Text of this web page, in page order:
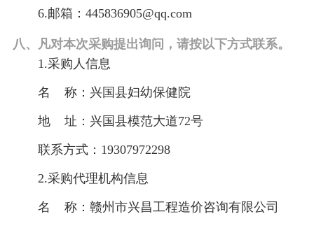
6.邮箱：445836905@qq.com
八、凡对本次采购提出询问，请按以下方式联系。
1.采购人信息
名 称： 兴国县妇幼保健院
地 址： 兴国县模范大道72号
联系方式： 19307972298
2.采购代理机构信息
名 称：赣州市兴昌工程造价咨询有限公司